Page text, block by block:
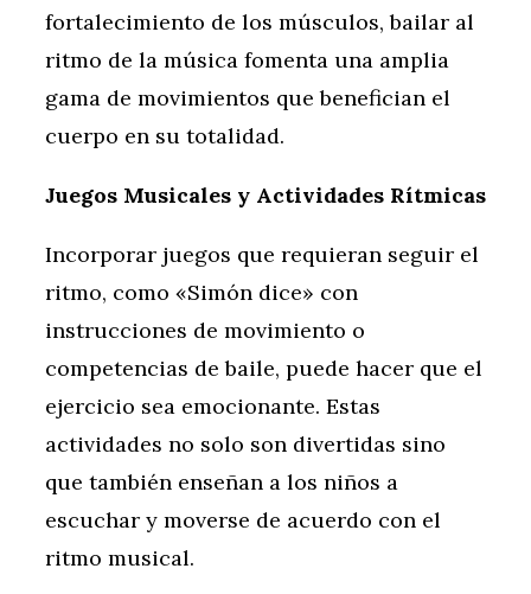
fortalecimiento de los músculos, bailar al
ritmo de la música fomenta una amplia
gama de movimientos que benefician el
cuerpo en su totalidad.
Juegos Musicales y Actividades Rítmicas
Incorporar juegos que requieran seguir el
ritmo, como «Simón dice» con
instrucciones de movimiento o
competencias de baile, puede hacer que el
ejercicio sea emocionante. Estas
actividades no solo son divertidas sino
que también enseñan a los niños a
escuchar y moverse de acuerdo con el
ritmo musical.